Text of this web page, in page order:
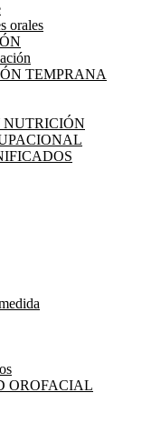
orales
TEMPRANA
OROFACIAL